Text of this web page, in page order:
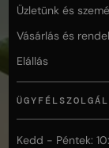
Üzletünk és
Vásárlás és
Elállás
Kedd - Péntek: